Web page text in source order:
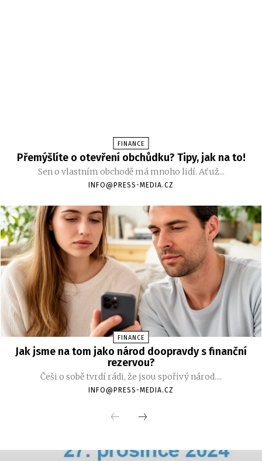
FINANCE
Přemýšlíte o otevření obchůdku? Tipy, jak na to!
Sen o vlastním obchodě má mnoho lidí. Ať už...
INFO@PRESS-MEDIA.CZ
FINANCE
Jak jsme na tom jako národ doopravdy s finanční
rezervou?
Češi o sobě tvrdí rádi, že jsou spořivý národ....
INFO@PRESS-MEDIA.CZ